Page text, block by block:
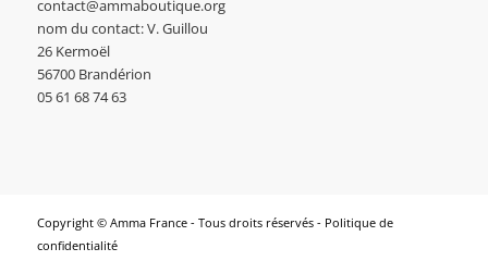
contact@ammaboutique.org
nom du contact: V. Guillou
26 Kermoël
56700 Brandérion
05 61 68 74 63
Copyright © Amma France - Tous droits réservés - Politique de
confidentialité